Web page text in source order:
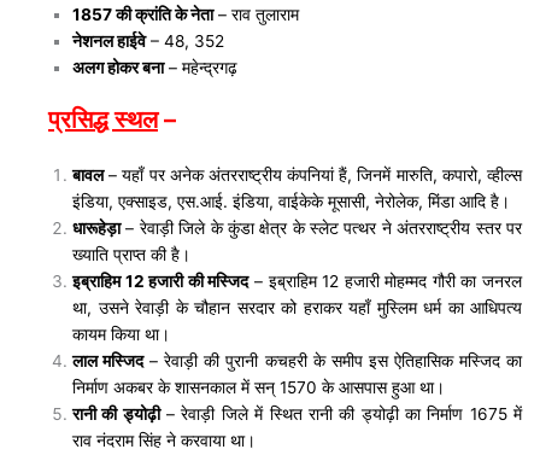
1857 की क्रांति के नेता– राव तुलाराम
नेशनल हाईवे– 48, 352
अलग होकर बना– महेन्द्रगढ़
प्रसिद्ध स्थल–
बावल– यहाँ पर अनेक अंतरराष्ट्रीय कंपनियां हैं, जिनमें मारुति, कपारो, व्हील्स
इंडिया, एक्साइड, एस.आई. इंडिया, वाईकेके मूसासी, नेरोलेक, मिंडा आदि है।
धारूहेड़ा– रेवाड़ी जिले के कुंडा क्षेत्र के स्लेट पत्थर ने अंतरराष्ट्रीय स्तर पर
ख्याति प्राप्त की है।
इब्राहिम 12 हजारी की मस्जिद– इब्राहिम 12 हजारी मोहम्मद गौरी का जनरल
था, उसने रेवाड़ी के चौहान सरदार को हराकर यहाँ मुस्लिम धर्म का आधिपत्य
कायम किया था।
लाल मस्जिद– रेवाड़ी की पुरानी कचहरी के समीप इस ऐतिहासिक मस्जिद का
निर्माण अकबर के शासनकाल में सन् 1570 के आसपास हुआ था।
रानी की ड्योढ़ी– रेवाड़ी जिले में स्थित रानी की ड्योढ़ी का निर्माण 1675 में
राव नंदराम सिंह ने करवाया था।